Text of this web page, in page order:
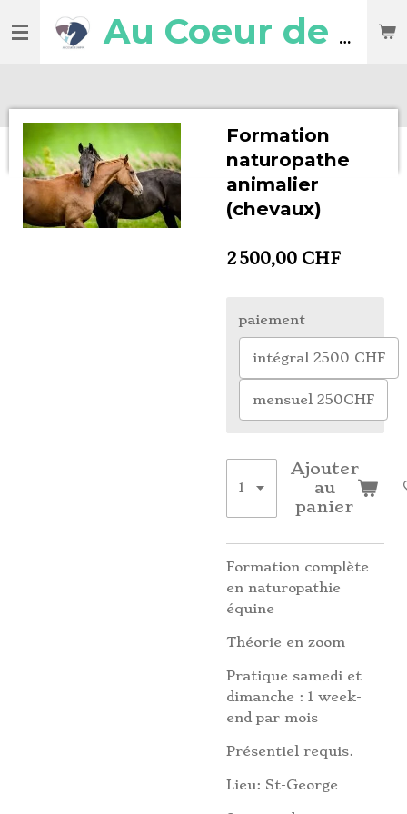
au
Au Coeur de l'Animal
Formation
naturopathe
animalier
(chevaux)
2 500,00 CHF
paiement
intégral 2500 CHF
mensuel 250CHF
Ajouter
au
panier
Formation complète
en naturopathie
équine
Théorie en zoom
Pratique samedi et
dimanche : 1 week-
end par mois
Présentiel requis.
Lieu: St-George